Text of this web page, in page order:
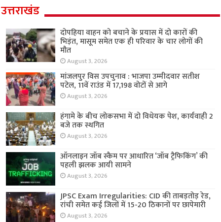
उत्तराखंड
दोपहिया वाहन को बचाने के प्रयास में दो कारों की
भिड़ंत, मासूम समेत एक ही परिवार के चार लोगों की
मौत
August 3, 2026
मांजलपुर विस उपचुनाव : भाजपा उम्मीदवार सतीश
पटेल, 11वें राउंड में 17,198 वोटों से आगे
August 3, 2026
हंगामे के बीच लोकसभा में दो विधेयक पेश, कार्यवाही 2
बजे तक स्थगित
August 3, 2026
ऑनलाइन जॉब स्कैम पर आधारित ‘जॉब ट्रैफिकिंग’ की
पहली झलक आयी सामने
August 3, 2026
JPSC Exam Irregularities: CID की ताबड़तोड़ रेड,
रांची समेत कई जिलों में 15-20 ठिकानों पर छापेमारी
August 3, 2026